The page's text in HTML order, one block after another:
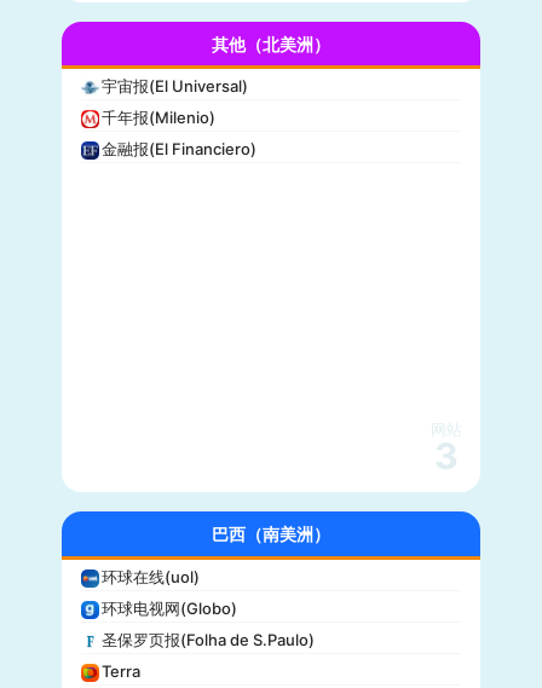
布赖特巴特新闻网(Breitbart News)
美联社(AP)
洛杉矶时报(Los Angeles Times)
Insider
Vice
商业内幕(Business Insider)
iHeartRadio
纽约客(New Yorker)
娱乐周刊(Entertainment Weekly)
芝加哥论坛报(Chicago Tribune)
其他（北美洲）
宇宙报(El Universal)
千年报(Milenio)
金融报(El Financiero)
网站
3
巴西（南美洲）
环球在线(uol)
环球电视网(Globo)
圣保罗页报(Folha de S.Paulo)
Terra